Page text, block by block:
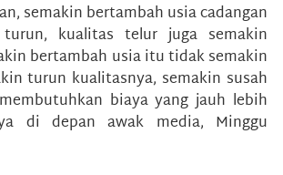
semakin bertambah usia cadangan
kualitas telur juga semakin
bertambah usia itu tidak semakin
turun kualitasnya, semakin susah
biaya yang jauh lebih
di depan awak media, Minggu